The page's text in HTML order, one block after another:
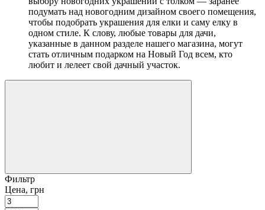
подумать над новогодним дизайном своего помещения,
чтобы подобрать украшения для елки и саму елку в
одном стиле. К слову, любые товары для дачи,
указанные в данном разделе нашего магазина, могут
стать отличным подарком на Новый Год всем, кто
любит и лелеет свой дачный участок.
Фильтр
Цена, грн